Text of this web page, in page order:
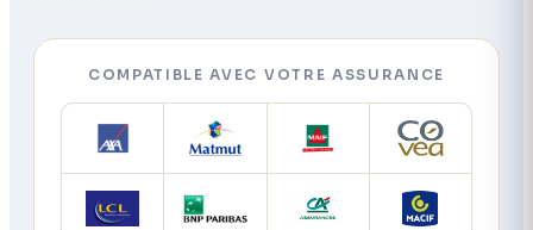
COMPATIBLE AVEC VOTRE ASSURANCE